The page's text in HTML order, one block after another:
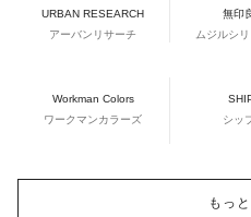
URBAN RESEARCH
アーバンリサーチ
無印
ムジルシ
Workman Colors
ワークマンカラーズ
シッ
もっ